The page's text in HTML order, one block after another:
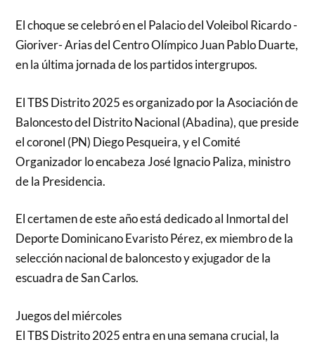
El choque se celebró en el Palacio del Voleibol Ricardo -
Gioriver- Arias del Centro Olímpico Juan Pablo Duarte,
en la última jornada de los partidos intergrupos.
El TBS Distrito 2025 es organizado por la Asociación de
Baloncesto del Distrito Nacional (Abadina), que preside
el coronel (PN) Diego Pesqueira, y el Comité
Organizador lo encabeza José Ignacio Paliza, ministro
de la Presidencia.
El certamen de este año está dedicado al Inmortal del
Deporte Dominicano Evaristo Pérez, ex miembro de la
selección nacional de baloncesto y exjugador de la
escuadra de San Carlos.
Juegos del miércoles
El TBS Distrito 2025 entra en una semana crucial, la